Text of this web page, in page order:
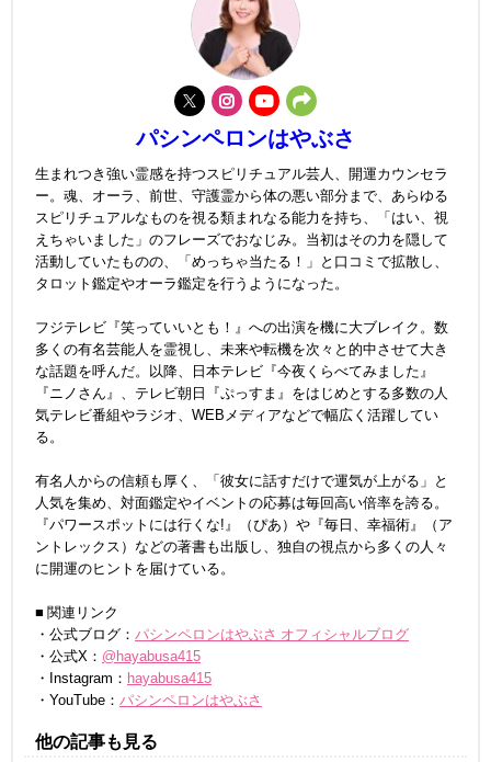
パシンペロンはやぶさ
生まれつき強い霊感を持つスピリチュアル芸人、開運カウンセラ
ー。魂、オーラ、前世、守護霊から体の悪い部分まで、あらゆる
スピリチュアルなものを視る類まれなる能力を持ち、「はい、視
えちゃいました」のフレーズでおなじみ。当初はその力を隠して
活動していたものの、「めっちゃ当たる！」と口コミで拡散し、
タロット鑑定やオーラ鑑定を行うようになった。
フジテレビ『笑っていいとも！』への出演を機に大ブレイク。数
多くの有名芸能人を霊視し、未来や転機を次々と的中させて大き
な話題を呼んだ。以降、日本テレビ『今夜くらべてみました』
『ニノさん』、テレビ朝日『ぷっすま』をはじめとする多数の人
気テレビ番組やラジオ、WEBメディアなどで幅広く活躍してい
る。
有名人からの信頼も厚く、「彼女に話すだけで運気が上がる」と
人気を集め、対面鑑定やイベントの応募は毎回高い倍率を誇る。
『パワースポットには行くな!』（ぴあ）や『毎日、幸福術』（ア
ントレックス）などの著書も出版し、独自の視点から多くの人々
に開運のヒントを届けている。
■ 関連リンク
・公式ブログ： パシンペロンはやぶさ オフィシャルブログ
・公式X： @hayabusa415
・Instagram： hayabusa415
・YouTube： パシンペロンはやぶさ
他の記事も見る